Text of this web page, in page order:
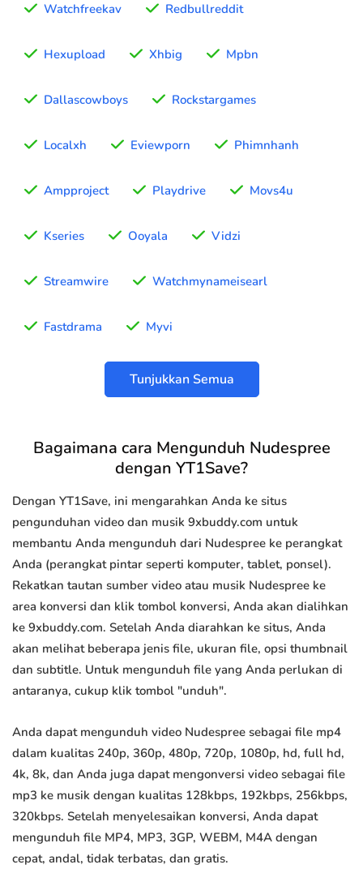
Watchfreekav Redbullreddit
Hexupload Xhbig Mpbn
Dallascowboys Rockstargames
Localxh Eviewporn Phimnhanh
Ampproject Playdrive Movs4u
Kseries Ooyala Vidzi
Streamwire Watchmynameisearl
Fastdrama Myvi
Tunjukkan Semua
Bagaimana cara Mengunduh Nudespree
dengan YT1Save?
Dengan YT1Save, ini mengarahkan Anda ke situs
pengunduhan video dan musik 9xbuddy.com untuk
membantu Anda mengunduh dari Nudespree ke perangkat
Anda (perangkat pintar seperti komputer, tablet, ponsel).
Rekatkan tautan sumber video atau musik Nudespree ke
area konversi dan klik tombol konversi, Anda akan dialihkan
ke 9xbuddy.com. Setelah Anda diarahkan ke situs, Anda
akan melihat beberapa jenis file, ukuran file, opsi thumbnail
dan subtitle. Untuk mengunduh file yang Anda perlukan di
antaranya, cukup klik tombol "unduh".
Anda dapat mengunduh video Nudespree sebagai file mp4
dalam kualitas 240p, 360p, 480p, 720p, 1080p, hd, full hd,
4k, 8k, dan Anda juga dapat mengonversi video sebagai file
mp3 ke musik dengan kualitas 128kbps, 192kbps, 256kbps,
320kbps. Setelah menyelesaikan konversi, Anda dapat
mengunduh file MP4, MP3, 3GP, WEBM, M4A dengan
cepat, andal, tidak terbatas, dan gratis.